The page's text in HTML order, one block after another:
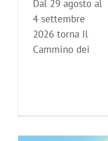
Dal 29 agosto al
4 settembre
2026 torna Il
Cammino dei